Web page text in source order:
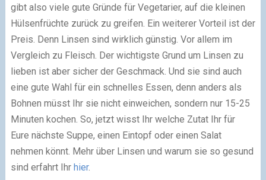
gibt also viele gute Gründe für Vegetarier, auf die kleinen
Hülsenfrüchte zurück zu greifen. Ein weiterer Vorteil ist der
Preis. Denn Linsen sind wirklich günstig. Vor allem im
Vergleich zu Fleisch. Der wichtigste Grund um Linsen zu
lieben ist aber sicher der Geschmack. Und sie sind auch
eine gute Wahl für ein schnelles Essen, denn anders als
Bohnen müsst Ihr sie nicht einweichen, sondern nur 15-25
Minuten kochen. So, jetzt wisst Ihr welche Zutat Ihr für
Eure nächste Suppe, einen Eintopf oder einen Salat
nehmen könnt. Mehr über Linsen und warum sie so gesund
sind erfahrt Ihr hier.